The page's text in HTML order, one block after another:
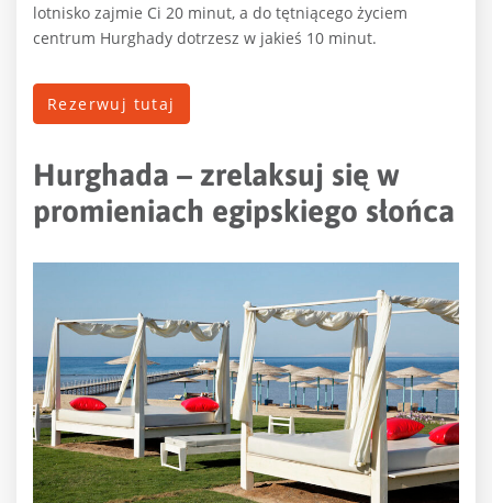
lotnisko zajmie Ci 20 minut, a do tętniącego życiem
centrum Hurghady dotrzesz w jakieś 10 minut.
Rezerwuj tutaj
Hurghada – zrelaksuj się w
promieniach egipskiego słońca